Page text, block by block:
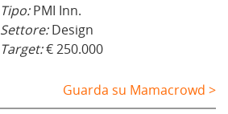
Tipo:PMI Inn.
Settore:Design
Target:€ 250.000
Guarda su Mamacrowd >